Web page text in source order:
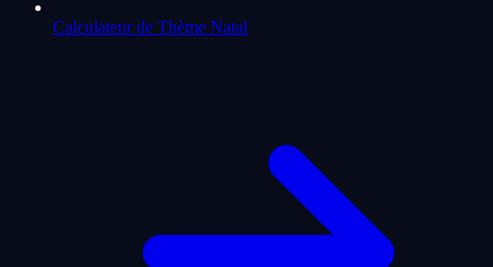
Calculateur de Thème Natal